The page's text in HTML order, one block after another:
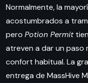
Normalmente, la
acostumbrados a
pero Potion Permit
atreven a dar un paso
confort habitual. La
entrega de MassHive